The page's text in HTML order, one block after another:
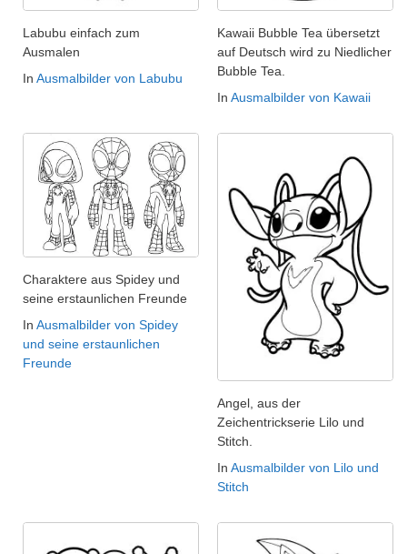
Labubu einfach zum
Ausmalen
In Ausmalbilder von Labubu
Kawaii Bubble Tea übersetzt
auf Deutsch wird zu Niedlicher
Bubble Tea.
In Ausmalbilder von Kawaii
Charaktere aus Spidey und
seine erstaunlichen Freunde
In Ausmalbilder von Spidey
und seine erstaunlichen
Freunde
Angel, aus der
Zeichentrickserie Lilo und
Stitch.
In Ausmalbilder von Lilo und
Stitch